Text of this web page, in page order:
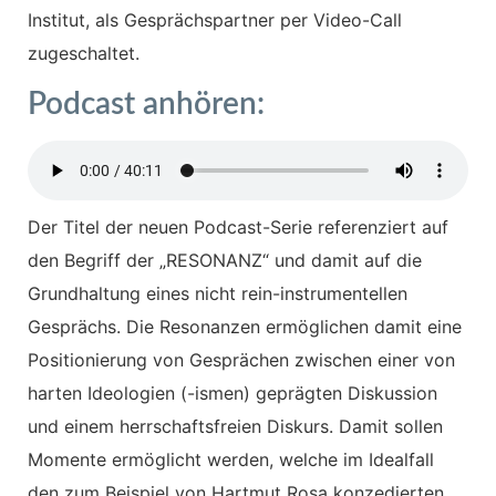
Institut, als Gesprächspartner per Video-Call
zugeschaltet.
Podcast anhören:
Der Titel der neuen Podcast-Serie referenziert auf
den Begriff der „RESONANZ“ und damit auf die
Grundhaltung eines nicht rein-instrumentellen
Gesprächs. Die Resonanzen ermöglichen damit eine
Positionierung von Gesprächen zwischen einer von
harten Ideologien (-ismen) geprägten Diskussion
und einem herrschaftsfreien Diskurs. Damit sollen
Momente ermöglicht werden, welche im Idealfall